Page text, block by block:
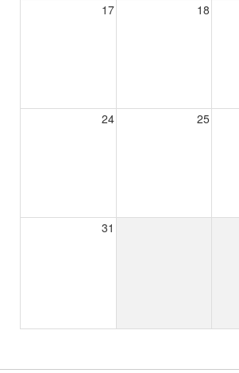
17 18
24 25
31